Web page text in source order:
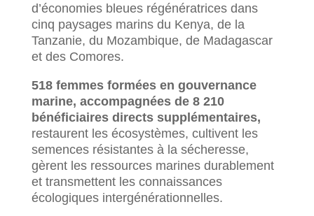
d’économies bleues régénératrices dans
cinq paysages marins du Kenya, de la
Tanzanie, du Mozambique, de Madagascar
et des Comores.
518 femmes formées en gouvernance
marine, accompagnées de 8 210
bénéficiaires directs supplémentaires,
restaurent les écosystèmes, cultivent les
semences résistantes à la sécheresse,
gèrent les ressources marines durablement
et transmettent les connaissances
écologiques intergénérationnelles.